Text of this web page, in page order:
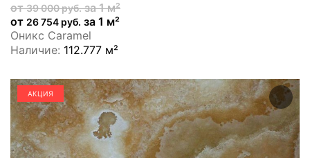
от39 000 руб.за 1 м²
от 26 754 руб. за 1 м²
Оникс Caramel
Наличие: 112.777 м²
АКЦИЯ